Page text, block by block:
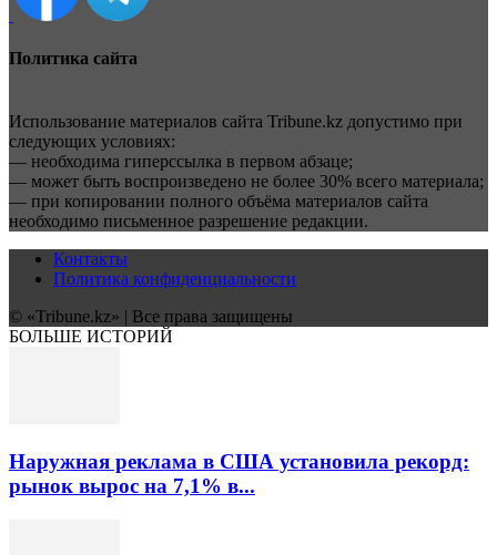
Политика сайта
Использование материалов сайта Tribune.kz допустимо при
следующих условиях:
— необходима гиперссылка в первом абзаце;
— может быть воспроизведено не более 30% всего материала;
— при копировании полного объёма материалов сайта
необходимо письменное разрешение редакции.
Контакты
Политика конфиденциальности
© «Tribune.kz» | Все права защищены
БОЛЬШЕ ИСТОРИЙ
Наружная реклама в США установила рекорд:
рынок вырос на 7,1% в...